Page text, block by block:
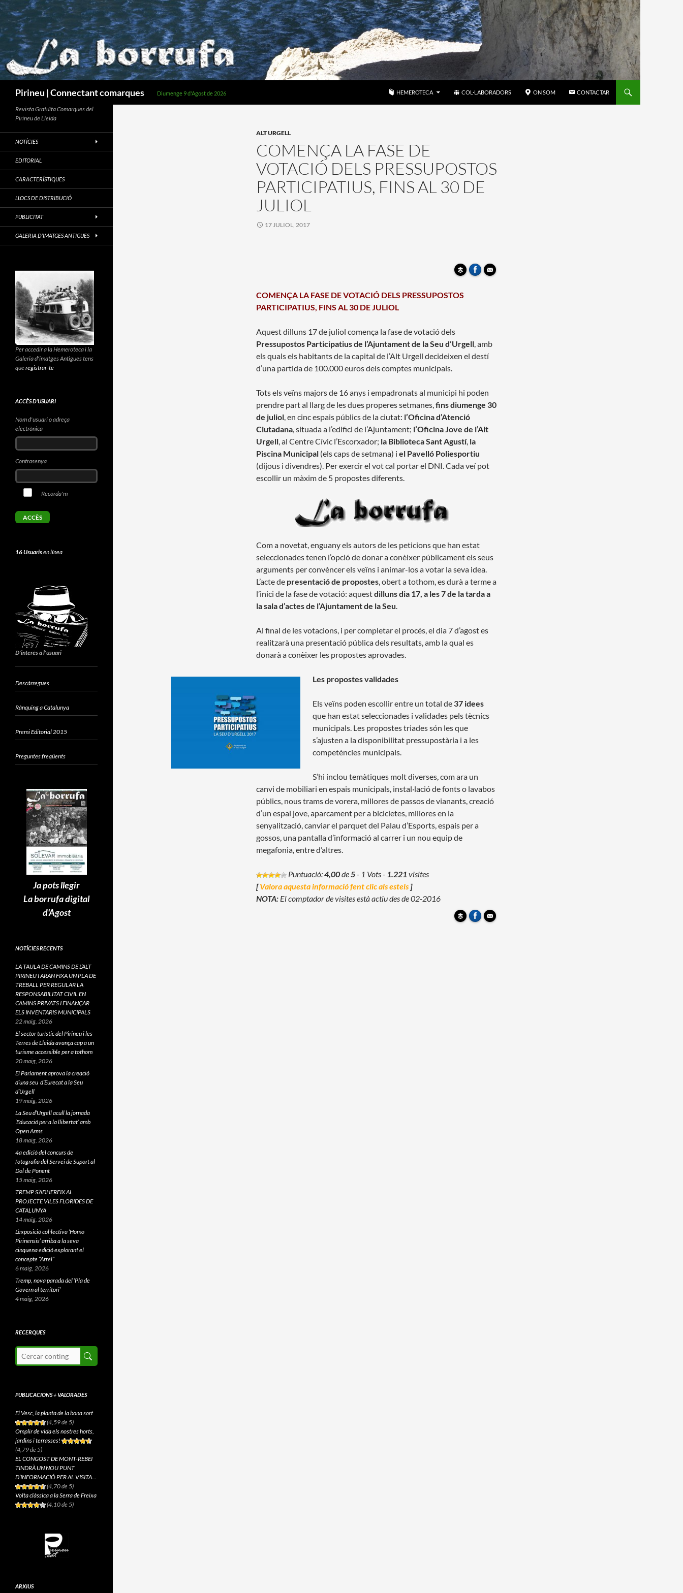
Pirineu | Connectant comarques Diumenge 9 d'Agost de 2026
HEMEROTECA
COL·LABORADORS ON SOM CONTACTAR
ALT URGELL
COMENÇA LA FASE DE
VOTACIÓ DELS PRESSUPOSTOS
PARTICIPATIUS, FINS AL 30 DE
JULIOL
17 JULIOL, 2017
COMENÇA LA FASE DE VOTACIÓ DELS PRESSUPOSTOS
PARTICIPATIUS, FINS AL 30 DE JULIOL
Aquest dilluns 17 de juliol comença la fase de votació dels
Pressupostos Participatius de l’Ajuntament de la Seu d’Urgell, amb
els quals els habitants de la capital de l’Alt Urgell decideixen el destí
d’una partida de 100.000 euros dels comptes municipals.
Tots els veïns majors de 16 anys i empadronats al municipi hi poden
prendre part al llarg de les dues properes setmanes,fins diumenge 30
de juliol, en cinc espais públics de la ciutat: l’Oficina d’Atenció
Ciutadana, situada a l’edifici de l’Ajuntament; l’Oficina Jove de l’Alt
Urgell, al Centre Cívic l’Escorxador; la Biblioteca Sant Agustí, la
Piscina Municipal (els caps de setmana) i el Pavelló Poliesportiu
(dijous i divendres). Per exercir el vot cal portar el DNI. Cada veí pot
escollir un màxim de 5 propostes diferents.
Com a novetat, enguany els autors de les peticions que han estat
seleccionades tenen l’opció de donar a conèixer públicament els seus
arguments per convèncer els veïns i animar-los a votar la seva idea.
L’acte de presentació de propostes, obert a tothom, es durà a terme a
l’inici de la fase de votació: aquestdilluns dia 17, a les 7 de la tarda a
la sala d’actes de l’Ajuntament de la Seu.
Al final de les votacions, i per completar el procés, el dia 7 d’agost es
realitzarà una presentació pública dels resultats, amb la qual es
donarà a conèixer les propostes aprovades.
Les propostes validades
Els veïns poden escollir entre un total de 37 idees
que han estat seleccionades i validades pels tècnics
municipals. Les propostes triades són les que
s’ajusten a la disponibilitat pressupostària i a les
competències municipals.
S’hi inclou temàtiques molt diverses, com ara un
canvi de mobiliari en espais municipals, instal·lació de fonts o lavabos
públics, nous trams de vorera, millores de passos de vianants, creació
d’un espai jove, aparcament per a bicicletes, millores en la
senyalització, canviar el parquet del Palau d’Esports, espais per a
gossos, una pantalla d’informació al carrer i un nou equip de
megafonia, entre d’altres.
Puntuació:4,00de5- 1 Vots- 1.221 visites
[Valora aquesta informació fent clic als estels ]
NOTA: El comptador de visites està actiu des de 02-2016
Revista Gratuïta Comarques del
Pirineu de Lleida
NOTÍCIES
EDITORIAL
CARACTERÍSTIQUES
LLOCS DE DISTRIBUCIÓ
PUBLICITAT
GALERIA D’IMATGES ANTIGUES
Per accedir a la Hemeroteca i la
Galeria d'imatges Antigues tens
queregistrar-te
ACCÈS D’USUARI
Nom d'usuari o adreça
electrònica
Contrasenya
Recorda'm
16 Usuarisen línea
D'interès a l'usuari
Descàrregues
Rànquing a Catalunya
Premi Editorial 2015
Preguntes freqüents
Ja pots llegir
La borrufa digital
d'Agost
NOTÍCIES RECENTS
LA TAULA DE CAMINS DE L’ALT
PIRINEU I ARAN FIXA UN PLA DE
TREBALL PER REGULAR LA
RESPONSABILITAT CIVIL EN
CAMINS PRIVATS I FINANÇAR
ELS INVENTARIS MUNICIPALS
22 maig, 2026
El sector turístic del Pirineu i les
Terres de Lleida avança cap a un
turisme accessible per a tothom
20 maig, 2026
El Parlament aprova la creació
d’una seu d’Eurecat a la Seu
d’Urgell
19 maig, 2026
La Seu d’Urgell acull la jornada
‘Educació per a la llibertat’ amb
Open Arms
18 maig, 2026
4a edició del concurs de
fotografia del Servei de Suport al
Dol de Ponent
15 maig, 2026
TREMP S’ADHEREIX AL
PROJECTE VILES FLORIDES DE
CATALUNYA
14 maig, 2026
L’exposició col·lectiva ‘Homo
Pirinensis’ arriba a la seva
cinquena edició explorant el
concepte “Arrel”
6 maig, 2026
Tremp, nova parada del ‘Pla de
Govern al territori’
4 maig, 2026
RECERQUES
PUBLICACIONS + VALORADES
El Vesc, la planta de la bona sort
(4,59 de 5)
Omplir de vida els nostres horts,
jardins i terrasses!
(4,79 de 5)
EL CONGOST DE MONT-REBEI
TINDRÀ UN NOU PUNT
D’INFORMACIÓ PER AL VISITA...
(4,70 de 5)
Volta clàssica a la Serra de Freixa
(4,10 de 5)
ARXIUS